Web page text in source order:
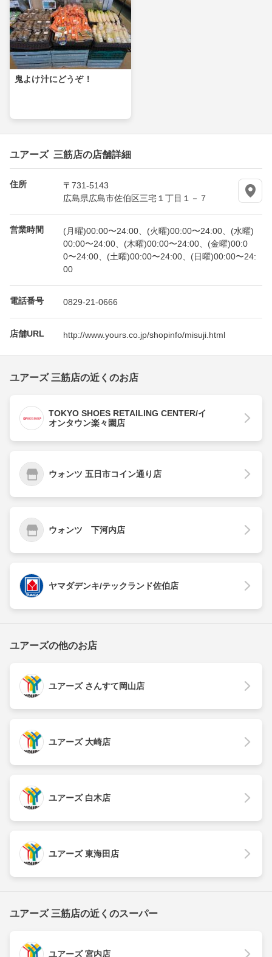
鬼よけ汁にどうぞ！
ユアーズ 三筋店の店舗詳細
住所
〒731-5143
広島県広島市佐伯区三宅１丁目１－７
営業時間
(月曜)00:00〜24:00、(火曜)00:00〜24:00、(水曜)
00:00〜24:00、(木曜)00:00〜24:00、(金曜)00:0
0〜24:00、(土曜)00:00〜24:00、(日曜)00:00〜24:
00
電話番号 0829-21-0666
店舗URL http://www.yours.co.jp/shopinfo/misuji.html
ユアーズ 三筋店の近くのお店
TOKYO SHOES RETAILING CENTER/イ
オンタウン楽々園店
ウォンツ 五日市コイン通り店
ウォンツ 下河内店
ヤマダデンキ/テックランド佐伯店
ユアーズの他のお店
ユアーズ さんすて岡山店
ユアーズ 大崎店
ユアーズ 白木店
ユアーズ 東海田店
ユアーズ 三筋店の近くのスーパー
ユアーズ 宮内店